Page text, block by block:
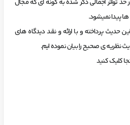
حد تواتر اجمالی ذکر شده به گونه ای که مجال
پیدا نمیشود.
حدیث پرداخته و با ارائه و نقد دیدگاه های
نظریه ی صحیح را بیان نموده ایم.
کلیک کنید